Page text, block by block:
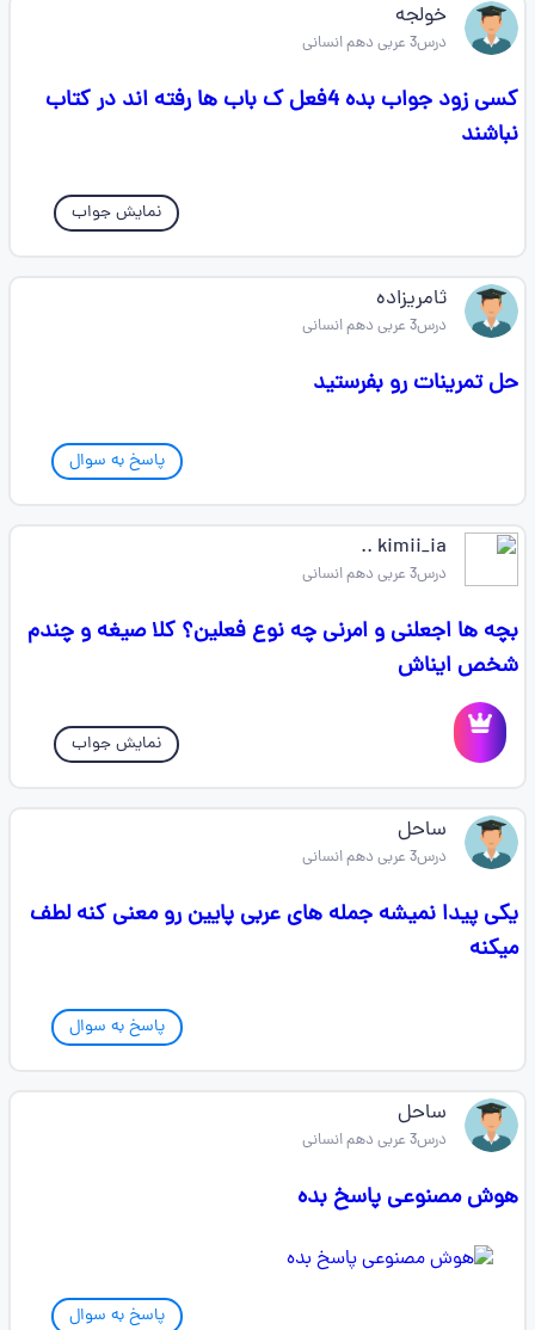
خولجه
درس3 عربی دهم انسانی
کسی زود جواب بده 4فعل ک باب ها رفته اند در کتاب
نباشند
نمایش جواب
ثامریزاده
درس3 عربی دهم انسانی
حل تمرینات رو بفرستید
پاسخ به سوال
kimii_ia ..
درس3 عربی دهم انسانی
بچه ها اجعلنی و امرنی چه نوع فعلین؟ کلا صیغه و چندم
شخص ایناش
نمایش جواب
ساحل
درس3 عربی دهم انسانی
یکی پیدا نمیشه جمله های عربی پایین رو معنی کنه لطف
میکنه
پاسخ به سوال
ساحل
درس3 عربی دهم انسانی
هوش مصنوعی پاسخ بده
پاسخ به سوال